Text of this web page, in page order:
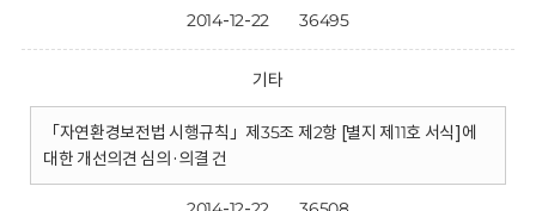
2014-12-22 36495
기타
「자연환경보전법 시행규칙」제35조 제2항 [별지 제11호 서식]에
대한 개선의견 심의·의결 건